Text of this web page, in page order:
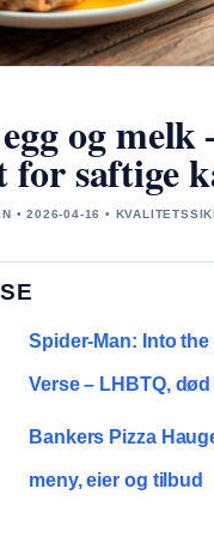
og melk
saftige
• 2026-04-16 •
Spider-Man: Into the
Verse – LHBTQ,
Bankers Pizza
meny, eier og tilbud